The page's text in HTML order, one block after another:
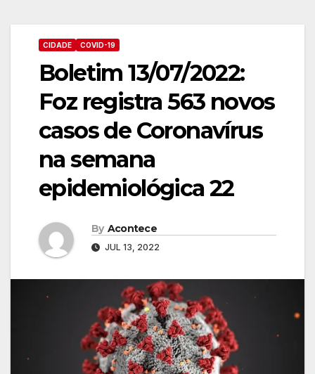
CIDADE COVID-19
Boletim 13/07/2022:
Foz registra 563 novos
casos de Coronavírus
na semana
epidemiológica 22
By Acontece
JUL 13, 2022